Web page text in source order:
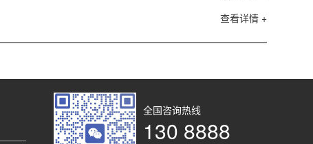
查看详情 +
全国咨询热线
130 8888